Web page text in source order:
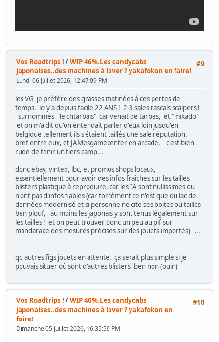
#9
Vos Roadtrips ! /WIP 46%.Les candycabs
japonaises..des machines à laver ? yakafokon en faire!
Lundi 06 Juillet 2026, 12:47:09 PM
les VG je préfère des grasses matinées à ces pertes de
temps. ici y'a depuis facile 22 ANS ! 2-3 sales rascals scalpers !
surnommés "le chtarbais" car venait de tarbes, et "mikado"
et on m'a dit qu'on entendait parler d'eux loin jusqu'en
belgique tellement ils s'étaient taillés une sale réputation.
bref entre eux, et JAMesgamecenter en arcade, c'est bien
rude de tenir un tiers camp...
donc ebay, vinted, lbc, et promos shops locaux,
essentiellement pour avoir des infos fraiches sur les tailles
blisters plastique à reproduire, car les IA sont nullissimes ou
n'ont pas d'infos fiables (car forcèment ce n'est que du lac de
données modernisé et si personne ne cite ses boites ou tailles
ben plouf, au moins les japonais y sont tenus légalement sur
les tailles ! et on peut trouver donc un peu au pif sur
mandarake des mesures précises sur des jouets importés) ...
qq autres figs jouets en attente. ça serait plus simple si je
pouvais situer où sont d'autres blisters, ben non (ouin)
#10
Vos Roadtrips ! /WIP 46%.Les candycabs
japonaises..des machines à laver ? yakafokon en
faire!
Dimanche 05 Juillet 2026, 16:35:59 PM